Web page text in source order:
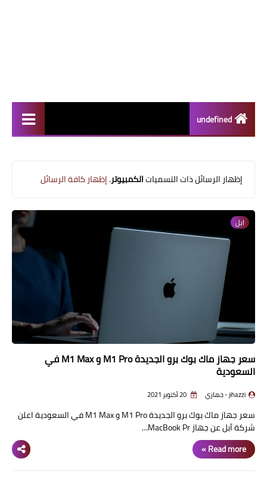
undefined
الاجهزة الوحية
ابل
الألعاب
اسعار الهواتف
شاومي
الكمبيوتر
هواوي
‏إظهار الرسائل ذات التسمياتالكمبيوتر.إظهار كافة الرسائل
ابل
سعر جهاز ماك بوك برو الجديدة M1 Pro و M1 Max في
السعودية
jihazzi - جهازي
سعر جهاز ماك بوك برو الجديدة M1 Pro و M1 Max في السعودية اعلن
شركة آبل عن جهاز MacBook Pr…
Read more »